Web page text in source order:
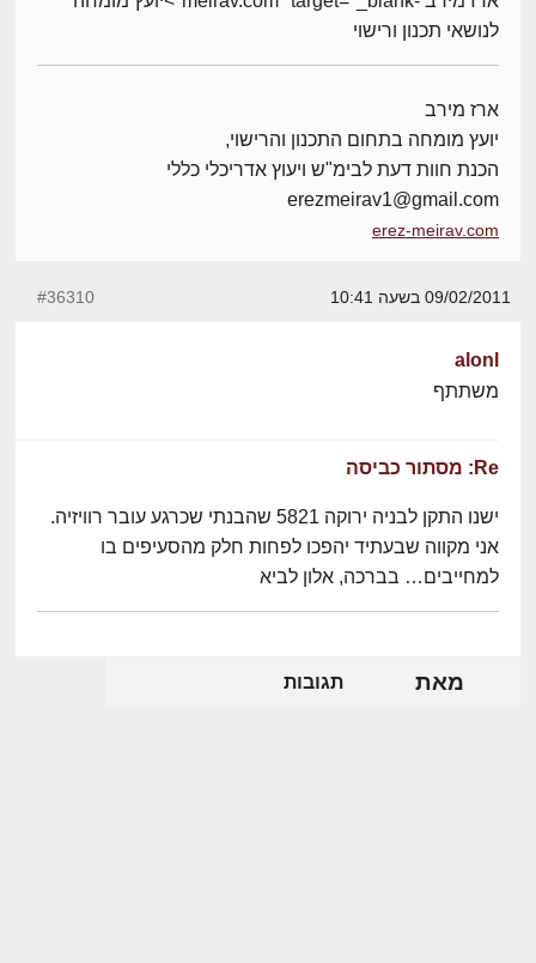
לנושאי תכנון ורישוי
ארז מירב
יועץ מומחה בתחום התכנון והרישוי,
הכנת חוות דעת לבימ"ש ויעוץ אדריכלי כללי
erezmeirav1@gmail.com
erez-meirav.com
09/02/2011 בשעה 10:41 #36310
alonl
משתתף
Re: מסתור כביסה
ישנו התקן לבניה ירוקה 5821 שהבנתי שכרגע עובר רוויזיה.
אני מקווה שבעתיד יהפכו לפחות חלק מהסעיפים בו
למחייבים… בברכה, אלון לביא
מאת תגובות